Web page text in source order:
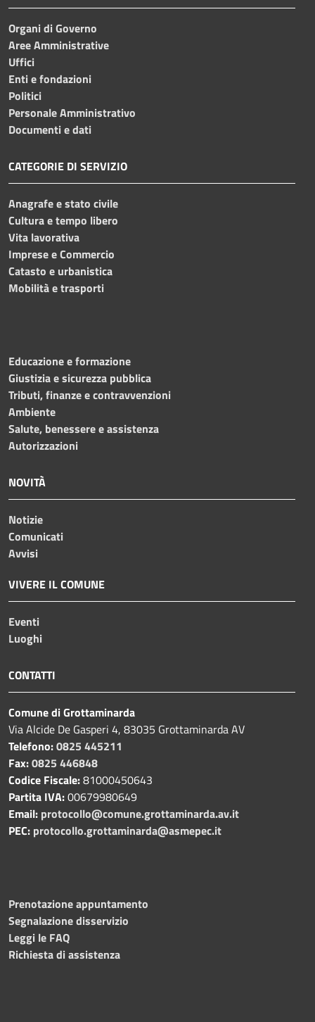
Organi di Governo
Aree Amministrative
Uffici
Enti e fondazioni
Politici
Personale Amministrativo
Documenti e dati
CATEGORIE DI SERVIZIO
Anagrafe e stato civile
Cultura e tempo libero
Vita lavorativa
Imprese e Commercio
Catasto e urbanistica
Mobilità e trasporti
Educazione e formazione
Giustizia e sicurezza pubblica
Tributi, finanze e contravvenzioni
Ambiente
Salute, benessere e assistenza
Autorizzazioni
NOVITÀ
Notizie
Comunicati
Avvisi
VIVERE IL COMUNE
Eventi
Luoghi
CONTATTI
Comune di Grottaminarda
Via Alcide De Gasperi 4, 83035 Grottaminarda AV
Telefono:0825 445211
Fax:0825 446848
Codice Fiscale:81000450643
Partita IVA:00679980649
Email: protocollo@comune.grottaminarda.av.it
PEC: protocollo.grottaminarda@asmepec.it
Prenotazione appuntamento
Segnalazione disservizio
Leggi le FAQ
Richiesta di assistenza